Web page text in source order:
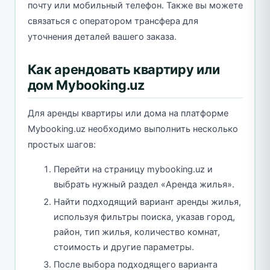
почту или мобильный телефон. Также вы можете
связаться с оператором трансфера для
уточнения деталей вашего заказа.
Как арендовать квартиру или
дом Mybooking.uz
Для аренды квартиры или дома на платформе
Mybooking.uz необходимо выполнить несколько
простых шагов:
Перейти на страницу mybooking.uz и
выбрать нужный раздел «Аренда жилья».
Найти подходящий вариант аренды жилья,
используя фильтры поиска, указав город,
район, тип жилья, количество комнат,
стоимость и другие параметры.
После выбора подходящего варианта